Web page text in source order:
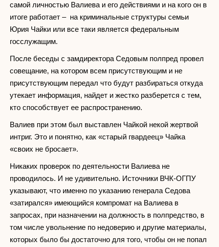
самой личностью Валиева и его действиями и на кого он в
итоге работает – на криминальные структуры семьи
Юрия Чайки или все таки является федеральным
госслужащим.
После беседы с замдиректора Седовым полпред провел
совещание, на котором всем присутствующим и не
присутствующим передал что будут разбираться откуда
утекает информация, найдет и жестко разберется с тем,
кто способствует ее распространению.
Валиев при этом был выставлен Чайкой некой жертвой
интриг. Это и понятно, как «старый гвардеец» Чайка
«своих не бросает».
Никаких проверок по деятельности Валиева не
проводилось. И не удивительно. Источники ВЧК-ОГПУ
указывают, что именно по указанию генерала Седова
«затирался» имеющийся компромат на Валиева в
запросах, при назначении на должность в полпредство, в
том числе увольнение по недоверию и другие материалы,
которых было бы достаточно для того, чтобы он не попал